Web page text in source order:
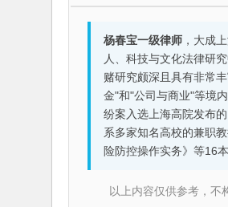
杨春宝一级律师，大成
人、科技与文化法律研
赌研究颇深且具有非常
金"和"公司与商业"等境
纷案入选上海高院发布
系多家知名高校的兼职
险防控操作实务》等16
以上内容仅供参考，